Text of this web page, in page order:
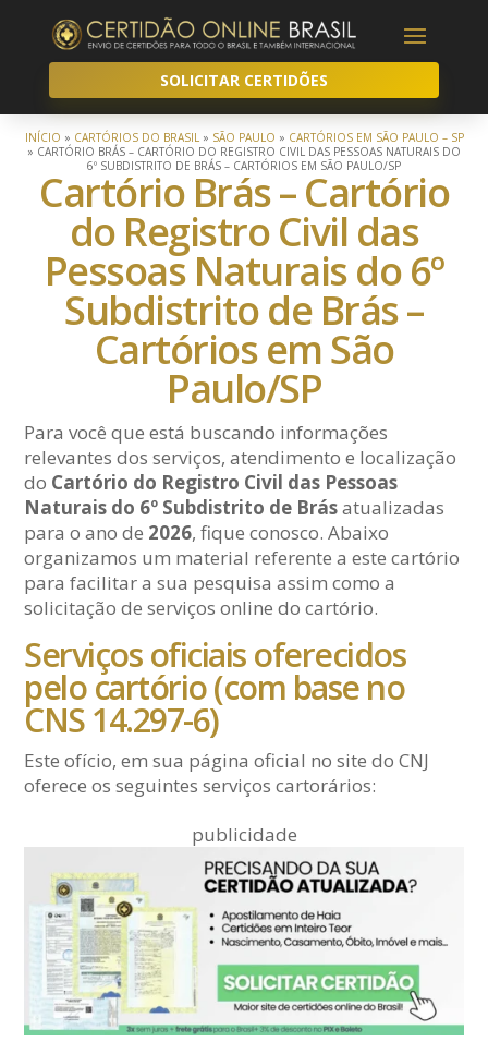
SOLICITAR CERTIDÕES
INÍCIO » CARTÓRIOS DO BRASIL» SÃO PAULO » CARTÓRIOS EM SÃO PAULO – SP
» CARTÓRIO BRÁS – CARTÓRIO DO REGISTRO CIVIL DAS PESSOAS NATURAIS DO
6º SUBDISTRITO DE BRÁS – CARTÓRIOS EM SÃO PAULO/SP
Cartório Brás – Cartório
do Registro Civil das
Pessoas Naturais do 6º
Subdistrito de Brás –
Cartórios em São
Paulo/SP
Para você que está buscando informações
relevantes dos serviços, atendimento e localização
do Cartório do Registro Civil das Pessoas
Naturais do 6º Subdistrito de Brásatualizadas
para o ano de 2026, fique conosco. Abaixo
organizamos um material referente a este cartório
para facilitar a sua pesquisa assim como a
solicitação de serviços online do cartório.
Serviços oficiais oferecidos
pelo cartório (com base no
CNS 14.297-6)
Este ofício, em sua página oficial no site do CNJ
oferece os seguintes serviços cartorários:
publicidade